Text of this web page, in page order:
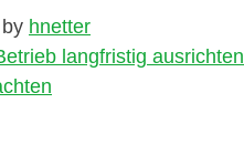
by hnetter